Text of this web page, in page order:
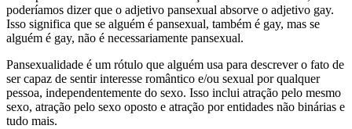
poderíamos dizer que o adjetivo pansexual absorve o adjetivo gay.
Isso significa que se alguém é pansexual, também é gay, mas se
alguém é gay, não é necessariamente pansexual.
Pansexualidade é um rótulo que alguém usa para descrever o fato de
ser capaz de sentir interesse romântico e/ou sexual por qualquer
pessoa, independentemente do sexo. Isso inclui atração pelo mesmo
sexo, atração pelo sexo oposto e atração por entidades não binárias e
tudo mais.